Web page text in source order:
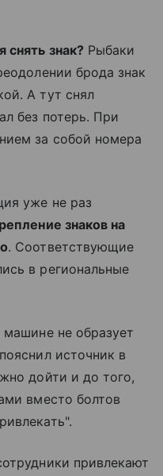
снять знак?Рыбаки
брода знак
А тут снял
без потерь. При
за собой номера
уже не раз
знаков на
. Соответствующие
в региональные
машине не образует
источник в
дойти и до того,
вместо болтов
привлекают